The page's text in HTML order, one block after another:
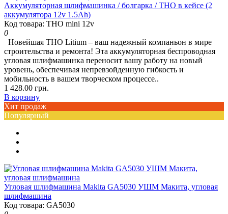
Аккумуляторная шлифмашинка / болгарка / THO в кейсе (2
аккумулятора 12v 1.5Ah)
Код товара: THO mini 12v
0
Новейшая THO Litium – ваш надежный компаньон в мире
строительства и ремонта! Эта аккумуляторная беспроводная
угловая шлифмашинка переносит вашу работу на новый
уровень, обеспечивая непревзойденную гибкость и
мобильность в вашем творческом процессе..
1 428.00 грн.
В корзину
Хит продаж
Популярный
Угловая шлифмашина Makita GA5030 УШМ Макита, угловая
шлифмашина
Код товара: GA5030